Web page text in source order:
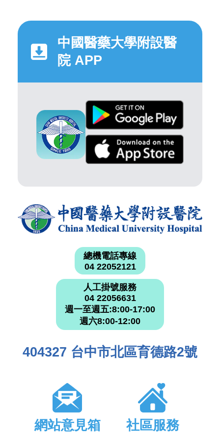
中國醫藥大學附設醫
院 APP
總機電話專線
04 22052121
人工掛號服務
04 22056631
週一至週五:8:00-17:00
週六8:00-12:00
404327 台中市北區育德路2號
網站意見箱 社區服務